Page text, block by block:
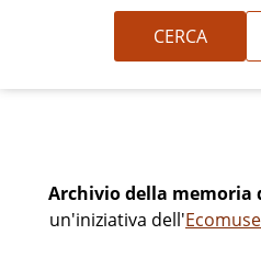
Archivio della memoria
un'iniziativa dell'